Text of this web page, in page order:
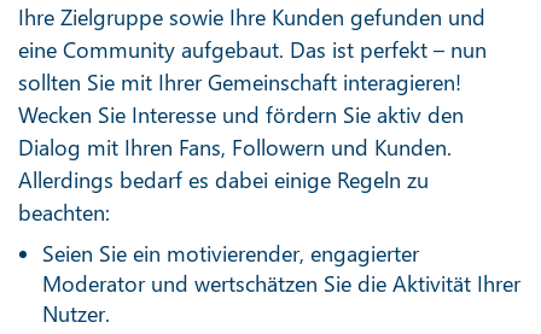
Ihre Zielgruppe sowie Ihre Kunden gefunden und
eine Community aufgebaut. Das ist perfekt – nun
sollten Sie mit Ihrer Gemeinschaft interagieren!
Wecken Sie Interesse und fördern Sie aktiv den
Dialog mit Ihren Fans, Followern und Kunden.
Allerdings bedarf es dabei einige Regeln zu
beachten:
Seien Sie ein motivierender, engagierter
Moderator und wertschätzen Sie die Aktivität Ihrer
Nutzer.